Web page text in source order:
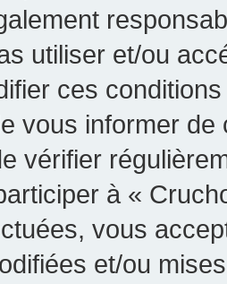
utiliser et/ou
ces
vous informer
vérifier
à «
vous
et/ou